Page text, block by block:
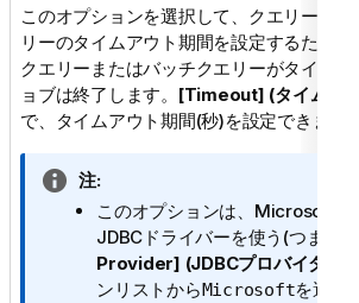
このオプションを選択して、クエリーま
リーのタイムアウト期間を設定するため
クエリーまたはバッチクエリーがタイム
ョブは終了します。 [Timeout] (タイムア
で、タイムアウト期間(秒)を設定できます
情
報
注:
このオプションは、Microsoftが
JDBCドライバーを使う(つまり
Provider] (JDBCプロバイダー)
ンリストから Microsoftを選択